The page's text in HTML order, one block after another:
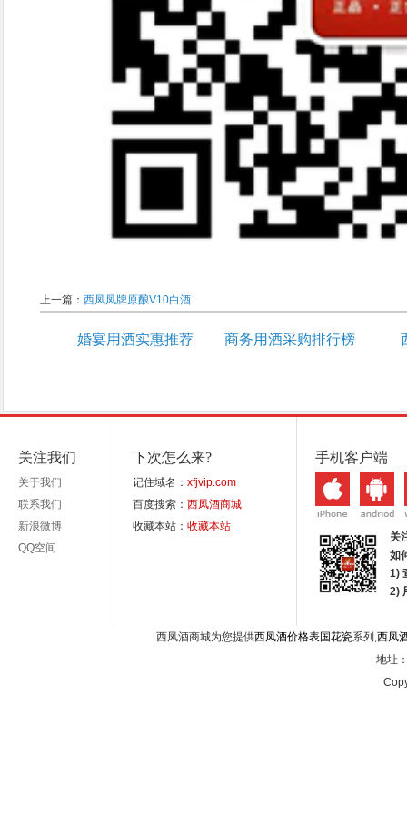
上一篇： 西凤凤牌原酿V10白酒
婚宴用酒实惠推荐 商务用酒采购排行榜
关注我们
关于我们
联系我们
新浪微博
QQ空间
下次怎么来?
记住域名： xfjvip.com
百度搜索： 西凤酒商城
收藏本站： 收藏本站
手机客户端
关
如
1)
2)
西凤酒商城为您提供西凤酒价格表国花瓷系列, 西凤
地址